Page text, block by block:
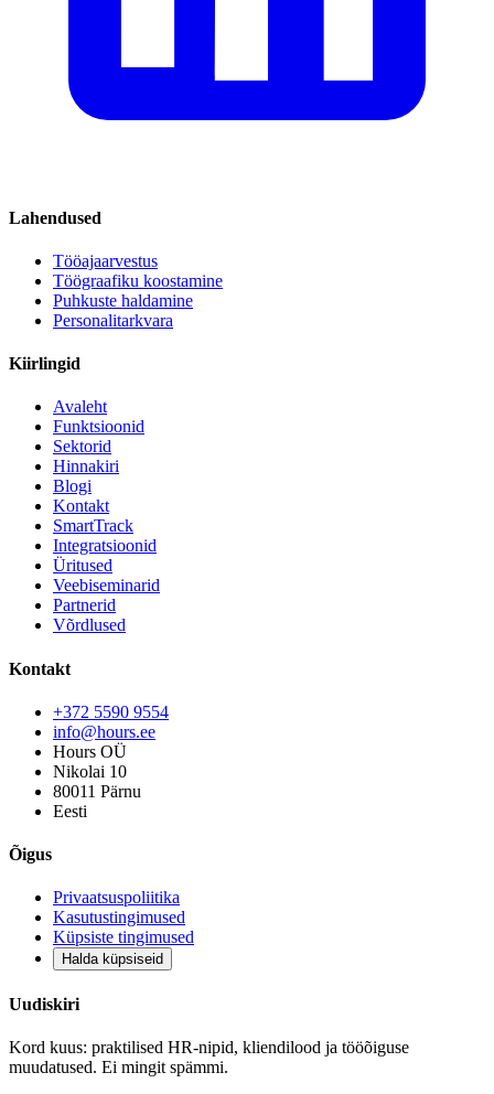
Lahendused
Tööajaarvestus
Töögraafiku koostamine
Puhkuste haldamine
Personalitarkvara
Kiirlingid
Avaleht
Funktsioonid
Sektorid
Hinnakiri
Blogi
Kontakt
SmartTrack
Integratsioonid
Üritused
Veebiseminarid
Partnerid
Võrdlused
Kontakt
+372 5590 9554
info@hours.ee
Hours OÜ
Nikolai 10
80011 Pärnu
Eesti
Õigus
Privaatsuspoliitika
Kasutustingimused
Küpsiste tingimused
Halda küpsiseid
Uudiskiri
Kord kuus: praktilised HR-nipid, kliendilood ja tööõiguse
muudatused. Ei mingit spämmi.